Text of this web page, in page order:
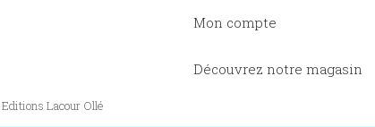
Mon compte
Découvrez notre magasin
Editions Lacour Ollé